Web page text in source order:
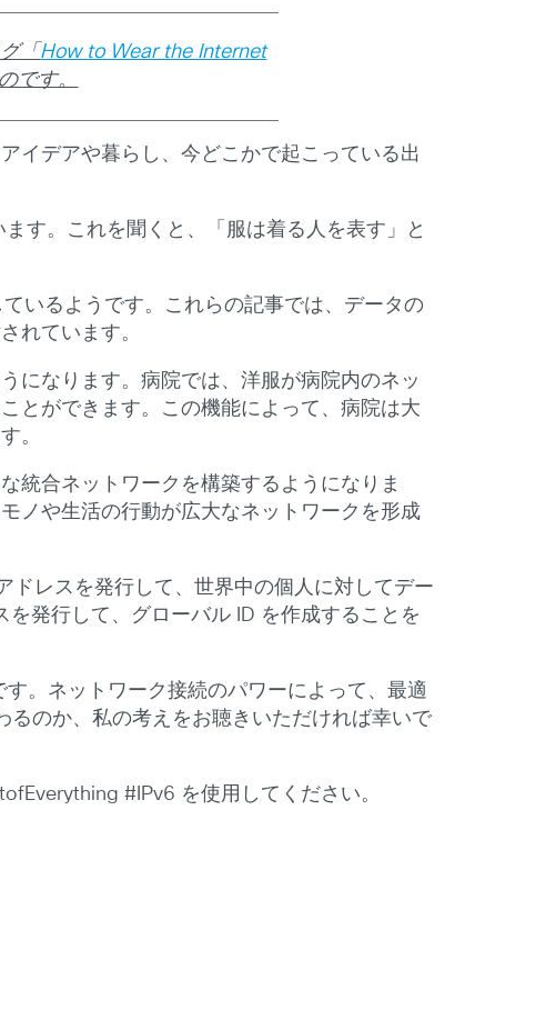
「 How to Wear the Internet
です。
イデアや暮らし、今どこかで起こっている出
す。これを聞くと、「服は着る人を表す」と
いるようです。これらの記事では、データの
れています。
になります。病院では、洋服が病院内のネッ
とができます。この機能によって、病院は大
。
統合ネットワークを構築するようになりま
ノや生活の行動が広大なネットワークを形成
アドレスを発行して、世界中の個人に対してデー
発行して、グローバル ID を作成することを
。ネットワーク接続のパワーによって、最適
のか、私の考えをお聴きいただければ幸いで
#IPv6 を使用してください。